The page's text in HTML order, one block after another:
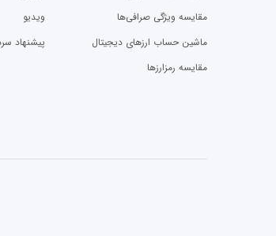
مقایسه ویژگی صرافی‌ها
ماشین حساب ارزهای دیجیتال
مقایسه رمزارز‌ها
ویدیو
پیشنهاد